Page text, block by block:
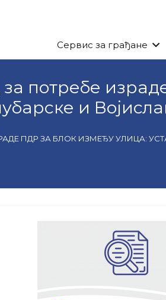
Сервис за грађане
потребе
и
ПДР ЗА БЛОК ИЗМЕЂУ УЛИЦА: